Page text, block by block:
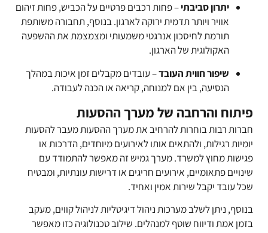
יתרון סביבתי– פחות רכבים פרטיים על הכביש, פחות זיהום
אוויר ויותר תדמית ירוקה לארגון. בנוסף, תחבורה משותפת
תורמת לחיסכון אנרגטי משמעותי ומצמצמת את ההשפעה
האקולוגית של הארגון.
שיפור חווית העובד– עובדים מקבלים זמן איכות במהלך
הנסיעה, בין אם למנוחה, קריאה או הכנה לעבודה.
פיתוח והרחבה של מערך ההסעות
חברות רבות בוחרות להרחיב את מערך ההסעות מעבר להסעות
יומיות רגילות, ולהתאים אותו לאירועים מיוחדים, הדרכות או
פגישות מחוץ למשרד. מערך גמיש זה מאפשר להתמודד עם
שינויים פתאומיים, אירועים חריגים או דרישות עונתיות, ומבטיח
שכל עובד יקבל שירות אמין ואחיד.
בנוסף, ניתן לשלב מערכות ניהול דיגיטליות לניהול קווים, מעקב
בזמן אמת ודיווח שוטף למנהלים. שילוב טכנולוגיה כזו מאפשר